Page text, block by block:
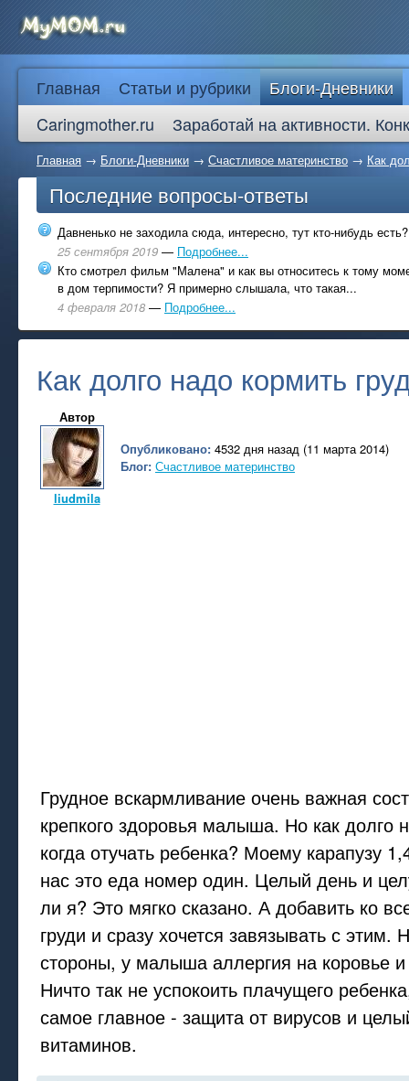
Главная Статьи и рубрики
Блоги-Дневники
Caringmother.ru
Заработай на активности.
Главная → Блоги-Дневники → Счастливое материнство → Как
Последние вопросы-ответы
Давненько не заходила сюда, интересно, тут кто-нибудь есть?
25 сентября 2019 — Подробнее...
Кто смотрел фильм "Малена" и как вы относитесь к тому
в дом терпимости? Я примерно слышала, что такая...
4 февраля 2018 — Подробнее...
Как долго надо кормить
Автор
liudmila
Опубликовано: 4532 дня назад (11 марта 2014)
Блог: Счастливое материнство
Грудное вскармливание очень важная
крепкого здоровья малыша. Но как долго
когда отучать ребенка? Моему карапузу
нас это еда номер один. Целый день и
ли я? Это мягко сказано. А добавить ко
груди и сразу хочется завязывать с этим.
стороны, у малыша аллергия на коровье
Ничто так не успокоить плачущего
самое главное - защита от вирусов и
витаминов.